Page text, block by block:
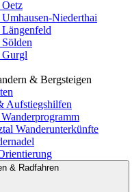
Niederthai
Gurgl
& Bergsteigen
Aufstiegshilfen
Wanderunterkünfte
& Radfahren